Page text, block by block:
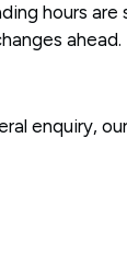
hours
ahead.
enquiry,